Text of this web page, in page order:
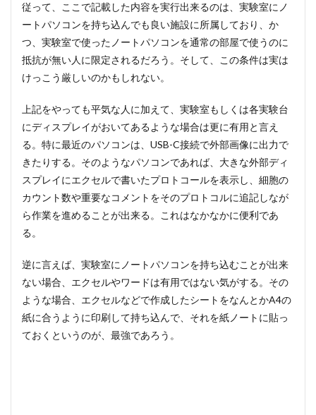
従って、ここで記載した内容を実行出来るのは、実験室にノ
ートパソコンを持ち込んでも良い施設に所属しており、か
つ、実験室で使ったノートパソコンを通常の部屋で使うのに
抵抗が無い人に限定されるだろう。そして、この条件は実は
けっこう厳しいのかもしれない。
上記をやっても平気な人に加えて、実験室もしくは各実験台
にディスプレイがおいてあるような場合は更に有用と言え
る。特に最近のパソコンは、USB-C接続で外部画像に出力で
きたりする。そのようなパソコンであれば、大きな外部ディ
スプレイにエクセルで書いたプロトコールを表示し、細胞の
カウント数や重要なコメントをそのプロトコルに追記しなが
ら作業を進めることが出来る。これはなかなかに便利であ
る。
逆に言えば、実験室にノートパソコンを持ち込むことが出来
ない場合、エクセルやワードは有用ではない気がする。その
ような場合、エクセルなどで作成したシートをなんとかA4の
紙に合うように印刷して持ち込んで、それを紙ノートに貼っ
ておくというのが、最強であろう。